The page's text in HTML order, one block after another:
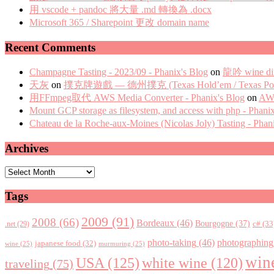
用 vscode + pandoc 將大量 .md 轉換為 .docx
Microsoft 365 / Sharepoint 更改 domain name
Recent Comments
Champagne Tasting - 2023/09 - Phanix's Blog on 龍吟 wine
天灰 on 撲克牌遊戲 — 德州撲克 (Texas Hold’em / Texas
用FFmpeg取代 AWS Media Converter - Phanix's Blog on
Mount GCP storage as filesystem, and access with php -
Chateau de la Roche-aux-Moines (Nicolas Joly) Tasting -
Archives
Archives
Tags
.net (29) 2008 (66) 2009 (91) Bordeaux (46) Bourgogne (37) c#
wine (25) japanese food (32) murmuring (25) photo-taking (46) photographing
traveling (75) USA (125)white wine (120)